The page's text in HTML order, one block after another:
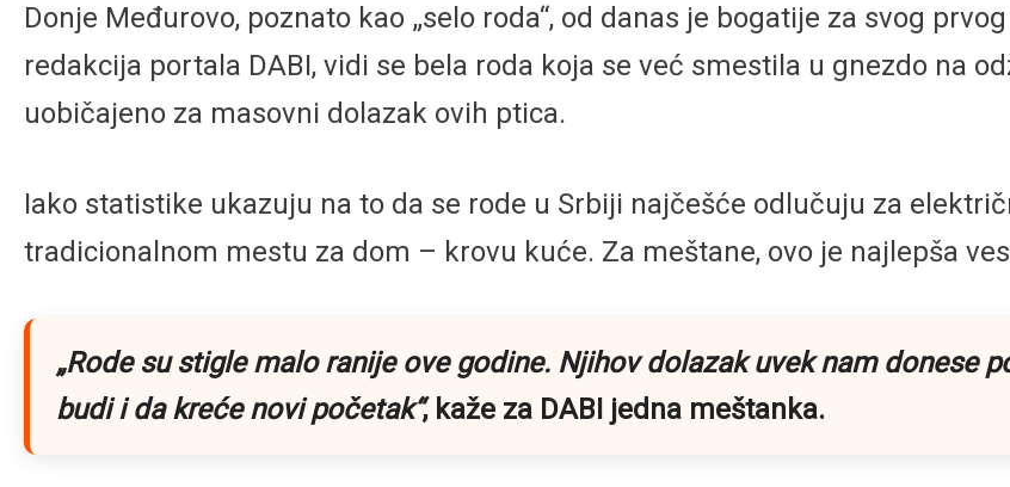
Donje Međurovo, poznato kao „selo roda“, od danas je bogatije za svog
redakcija portala DABI, vidi se bela roda koja se već smestila u gnezdo na
uobičajeno za masovni dolazak ovih ptica.
Iako statistike ukazuju na to da se rode u Srbiji najčešće odlučuju za
tradicionalnom mestu za dom – krovu kuće. Za meštane, ovo je najlepša
„Rode su stigle malo ranije ove godine. Njihov dolazak uvek nam donese
budi i da kreće novi početak“, kaže za DABI jedna meštanka.